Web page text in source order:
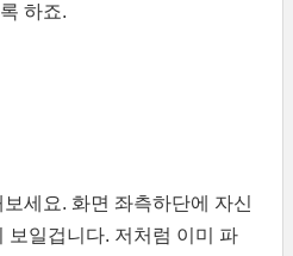
하죠.
세요. 화면 좌측하단에 자신
보일겁니다. 저처럼 이미 파